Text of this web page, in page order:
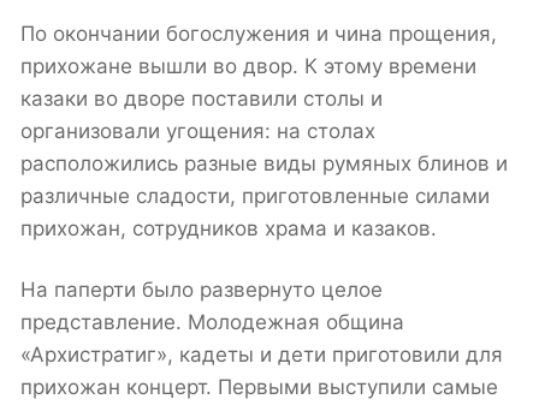
По окончании богослужения и чина прощения,
прихожане вышли во двор. К этому времени
казаки во дворе поставили столы и
организовали угощения: на столах
расположились разные виды румяных блинов и
различные сладости, приготовленные силами
прихожан, сотрудников храма и казаков.
На паперти было развернуто целое
представление. Молодежная община
«Архистратиг», кадеты и дети приготовили для
прихожан концерт. Первыми выступили самые